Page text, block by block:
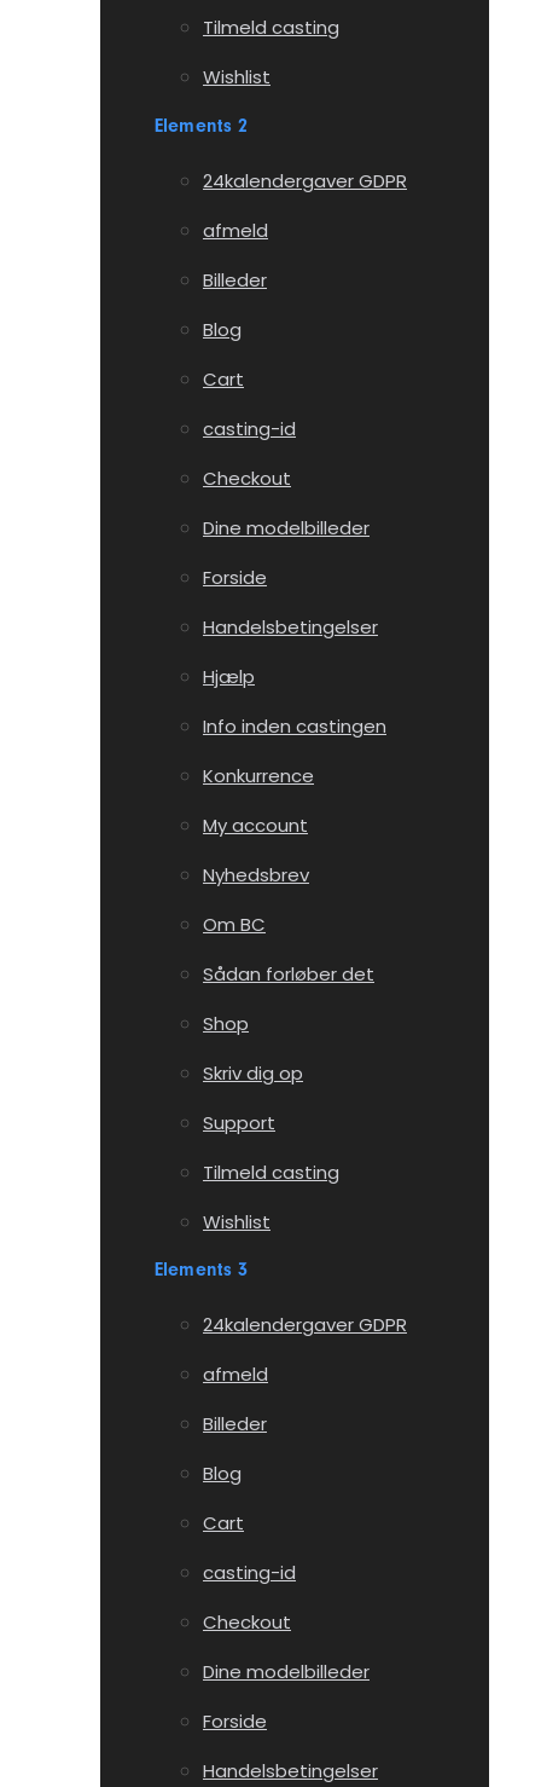
Tilmeld casting
Wishlist
Elements 2
24kalendergaver GDPR
afmeld
Billeder
Blog
Cart
casting-id
Checkout
Dine modelbilleder
Forside
Handelsbetingelser
Hjælp
Info inden castingen
Konkurrence
My account
Nyhedsbrev
Om BC
Sådan forløber det
Shop
Skriv dig op
Support
Tilmeld casting
Wishlist
Elements 3
24kalendergaver GDPR
afmeld
Billeder
Blog
Cart
casting-id
Checkout
Dine modelbilleder
Forside
Handelsbetingelser